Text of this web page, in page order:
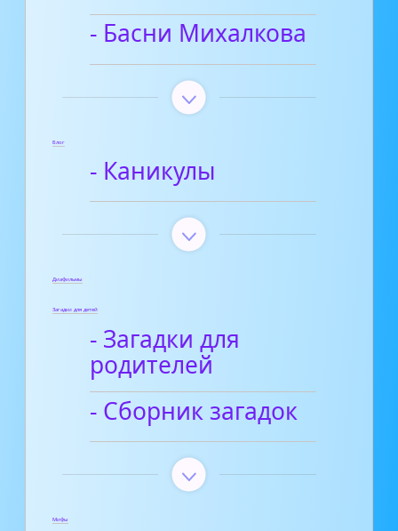
- Басни Михалкова
Блог
- Каникулы
Диафильмы
Загадки для детей
- Загадки для
родителей
- Сборник загадок
Мифы